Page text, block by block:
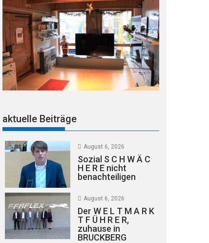
aktuelle Beiträge
August 6, 2026
Sozial S C H W Ä C
H E R E nicht
benachteiligen
August 6, 2026
Der W E L T M A R K
T F Ü H R E R,
zuhause in
BRUCKBERG